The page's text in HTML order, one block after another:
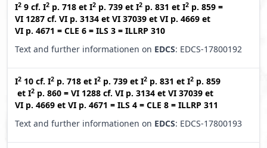
I2 9 cf. I2 p. 718 et I2 p. 739 et I2 p. 831 et I2 p. 859 =
VI 1287 cf. VI p. 3134 et VI 37039 et VI p. 4669 et
VI p. 4671 = CLE 6 = ILS 3 = ILLRP 310
Text and further informationen on EDCS: EDCS-17800192
I2 10 cf. I2 p. 718 et I2 p. 739 et I2 p. 831 et I2 p. 859
et I2 p. 860 = VI 1288 cf. VI p. 3134 et VI 37039 et
VI p. 4669 et VI p. 4671 = ILS 4 = CLE 8 = ILLRP 311
Text and further informationen on EDCS: EDCS-17800193